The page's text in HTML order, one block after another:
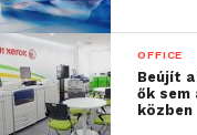
Ragyogó
A környezetbarát
OFFICE
Beújít
ők sem
közben